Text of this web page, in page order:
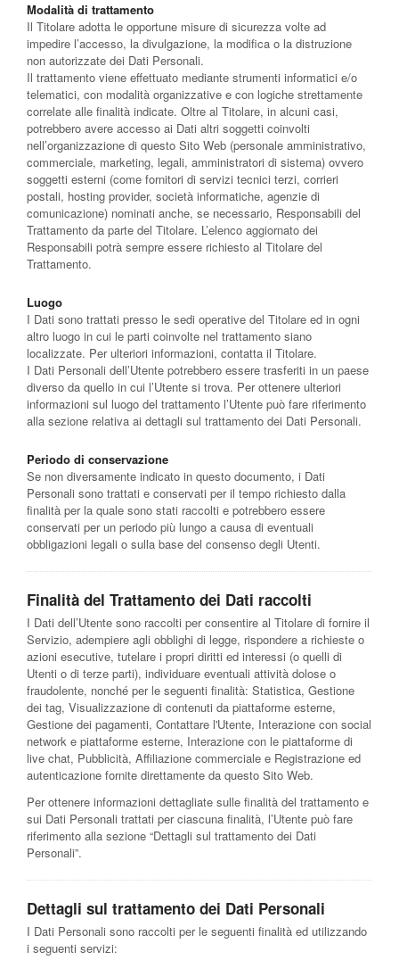
Modalità di trattamento
Il Titolare adotta le opportune misure di sicurezza volte ad
impedire l’accesso, la divulgazione, la modifica o la distruzione
non autorizzate dei Dati Personali.
Il trattamento viene effettuato mediante strumenti informatici e/o
telematici, con modalità organizzative e con logiche strettamente
correlate alle finalità indicate. Oltre al Titolare, in alcuni casi,
potrebbero avere accesso ai Dati altri soggetti coinvolti
nell’organizzazione di questo Sito Web (personale amministrativo,
commerciale, marketing, legali, amministratori di sistema) ovvero
soggetti esterni (come fornitori di servizi tecnici terzi, corrieri
postali, hosting provider, società informatiche, agenzie di
comunicazione) nominati anche, se necessario, Responsabili del
Trattamento da parte del Titolare. L’elenco aggiornato dei
Responsabili potrà sempre essere richiesto al Titolare del
Trattamento.
Luogo
I Dati sono trattati presso le sedi operative del Titolare ed in ogni
altro luogo in cui le parti coinvolte nel trattamento siano
localizzate. Per ulteriori informazioni, contatta il Titolare.
I Dati Personali dell’Utente potrebbero essere trasferiti in un paese
diverso da quello in cui l’Utente si trova. Per ottenere ulteriori
informazioni sul luogo del trattamento l’Utente può fare riferimento
alla sezione relativa ai dettagli sul trattamento dei Dati Personali.
Periodo di conservazione
Se non diversamente indicato in questo documento, i Dati
Personali sono trattati e conservati per il tempo richiesto dalla
finalità per la quale sono stati raccolti e potrebbero essere
conservati per un periodo più lungo a causa di eventuali
obbligazioni legali o sulla base del consenso degli Utenti.
Finalità del Trattamento dei Dati raccolti
I Dati dell’Utente sono raccolti per consentire al Titolare di fornire il
Servizio, adempiere agli obblighi di legge, rispondere a richieste o
azioni esecutive, tutelare i propri diritti ed interessi (o quelli di
Utenti o di terze parti), individuare eventuali attività dolose o
fraudolente, nonché per le seguenti finalità: Statistica, Gestione
dei tag, Visualizzazione di contenuti da piattaforme esterne,
Gestione dei pagamenti, Contattare l'Utente, Interazione con social
network e piattaforme esterne, Interazione con le piattaforme di
live chat, Pubblicità, Affiliazione commerciale e Registrazione ed
autenticazione fornite direttamente da questo Sito Web.
Per ottenere informazioni dettagliate sulle finalità del trattamento e
sui Dati Personali trattati per ciascuna finalità, l’Utente può fare
riferimento alla sezione “Dettagli sul trattamento dei Dati
Personali”.
Dettagli sul trattamento dei Dati Personali
I Dati Personali sono raccolti per le seguenti finalità ed utilizzando
i seguenti servizi: